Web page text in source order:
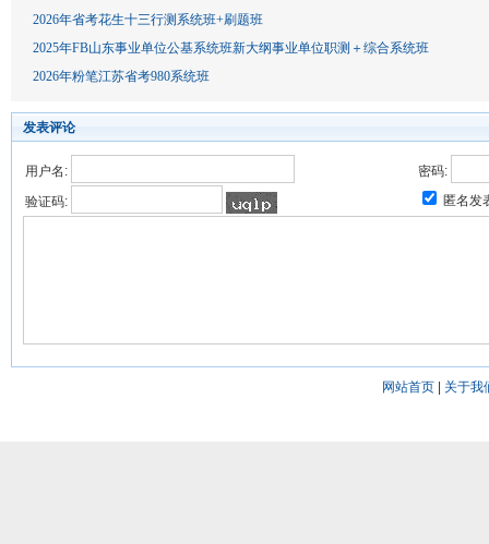
2026年省考花生十三行测系统班+刷题班
2025年FB山东事业单位公基系统班新大纲事业单位职测＋综合系统班
2026年粉笔江苏省考980系统班
发表评论
用户名:
密码:
验证码:
匿名发
网站首页| 关于我